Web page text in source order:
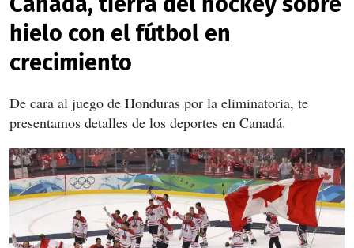
hielo con el fútbol en
crecimiento
De cara al juego de Honduras por la eliminatoria, te
presentamos detalles de los deportes en Canadá.